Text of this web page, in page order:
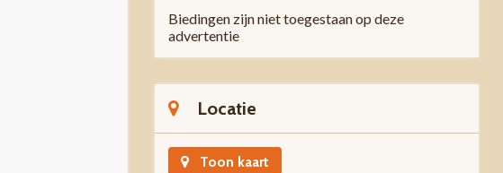
Biedingen zijn niet toegestaan op deze
advertentie
Locatie
Toon kaart